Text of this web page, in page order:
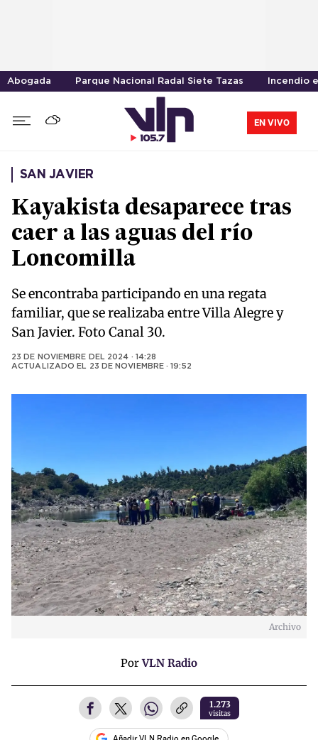
Abogada Parque Nacional Radal Siete Tazas Incendio
EN VIVO
SAN JAVIER
Kayakista desaparece tras
caer a las aguas del río
Loncomilla
Se encontraba participando en una regata
familiar, que se realizaba entre Villa Alegre y
San Javier. Foto Canal 30.
23 DE NOVIEMBRE DEL 2024 · 14:28
ACTUALIZADO EL 23 DE NOVIEMBRE · 19:52
Archivo
PorVLN Radio
1.273
visitas